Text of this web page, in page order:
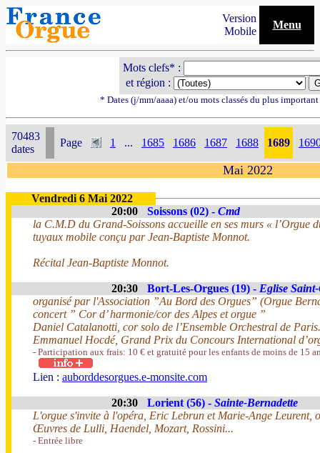
Version
Mobile
Menu
Mots clefs* :
et région :
* Dates (j/mm/aaaa) et/ou mots classés du plus
70483
dates
Page 1 ... 1685 1686 1687 1688 1689
Mai 2022
Vendredi 6 Mai 2022
20:00
Soissons (02) - Cmd
la C.M.D du Grand-Soissons accueille en ses murs « l’Orgue
tuyaux mobile conçu par Jean-Baptiste Monnot.
Récital Jean-Baptiste Monnot.
20:30 Bort-Les-Orgues (19) - Eglise
organisé par l'Association ”Au Bord des Orgues” (Orgue
concert ” Cor d’ harmonie/cor des Alpes et orgue ”
Daniel Catalanotti, cor solo de l’Ensemble Orchestral de Paris.
Emmanuel Hocdé, Grand Prix du Concours International
- Participation aux frais: 10 € et gratuité pour les enfants de moins de 15
Lien : auborddesorgues.e-monsite.com
20:30 Lorient (56) - Sainte-Bernadette
L'orgue s'invite à l'opéra, Eric Lebrun et Marie-Ange Leurent,
Œuvres de Lulli, Haendel, Mozart, Rossini...
- Entrée libre